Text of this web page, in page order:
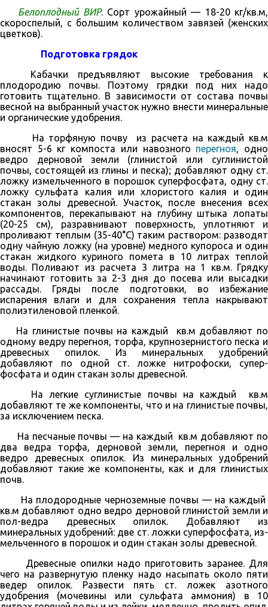
Белоплодный ВИР. Сорт урожайный — 18-20 кг/кв.м,
скороспелый, с большим количеством завязей (женских
цветков).
Подготовка грядок
Кабачки предъявляют высокие требования к
плодородию почвы. Поэтому грядки под них надо
готовить тщательно. В зависимости от состава по­чвы
весной на выбранный участок нужно внести минеральные
и органические удобрения.
На торфяную почву из расчета на каждый кв.м
вносят 5-6 кг компоста или навозного пере­гноя, одно
ведро дерновой земли (глинистой или суглинистой
почвы, состоящей из глины и песка); добавляют одну ст.
ложку измельченного в поро­шок суперфосфата, одну ст.
ложку сульфата калия или хлористого ка­лия и один
стакан золы древесной. Участок, после внесения всех
компо­нентов, перекапывают на глубину штыка лопаты
(20-25 см), разравнивают поверх­ность, уплотняют и
проливают теплым (35-40°С) таким раствором: разводят
одну чайную ложку (на уровне) медного купороса и один
стакан жидкого ку­риного помета в 10 литрах теплой
воды. Поливают из расчета 3 литра на 1 кв.м. Грядку
начинают готовить за 2-3 дня до посева или высадки
рассады. Гряды после подготовки, во избежание
испарения влаги и для сохранения тепла накрывают
полиэтиленовой пленкой.
На глинистые почвы на каждый кв.м добавляют по
одному ведру перегноя, торфа, крупнозер­нистого песка и
древесных опилок. Из минеральных удобрений
добавляют по одной ст. ложке нитрофоски, супер­
фосфата и один стакан золы древесной.
На легкие суглинистые почвы на каждый кв.м
добавляют те же компо­ненты, что и на глинистые почвы,
за исключением песка.
На песчаные почвы — на каждый кв.м добавляют по
два ведра торфа, дерновой земли, перегноя и одно
ведро древесных опилок. Из мине­ральных удобрений
добавляют такие же компоненты, как и для глини­стых
почв.
На плодородные черноземные почвы — на каждый
кв.м добавляют одно ведро дерновой глинистой земли и
пол-вед­ра древесных опилок. Добавляют из
минеральных удобрений: две ст. ложки суперфосфата, из­
мельченного в порошок и один стакан золы древесной.
Древесные опилки надо приготовить заранее. Для
чего на развер­нутую пленку надо насыпать около пяти
ведер опилок. Развести пять ст. ложек азотного
удобрения (мочевины или сульфата аммония) в 10